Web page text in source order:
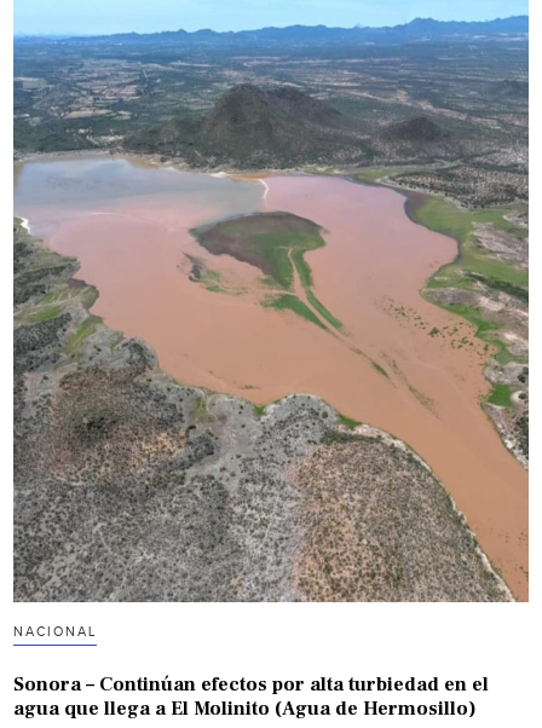
NACIONAL
Sonora – Continúan efectos por alta turbiedad en el
agua que llega a El Molinito (Agua de Hermosillo)